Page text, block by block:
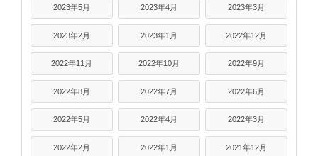
2023年5月 2023年4月 2023年3月
2023年2月 2023年1月 2022年12月
2022年11月 2022年10月 2022年9月
2022年8月 2022年7月 2022年6月
2022年5月 2022年4月 2022年3月
2022年2月 2022年1月 2021年12月